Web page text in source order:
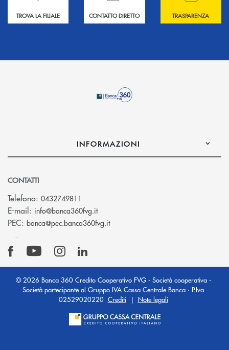
TROVA LA FILIALE CONTATTO DIRETTO TRASPARENZA
INFORMAZIONI
CONTATTI
Telefono: 0432749811
E-mail: info@banca360fvg.it(si apre l’app di posta elettronica)
PEC: banca@pec.banca360fvg.it(si apre l’app di posta elettronica)
© 2026 Banca 360 Credito Cooperativo FVG - Società cooperativa -
Società partecipante al Gruppo IVA Cassa Centrale Banca · P.Iva
02529020220 Crediti| Note legali